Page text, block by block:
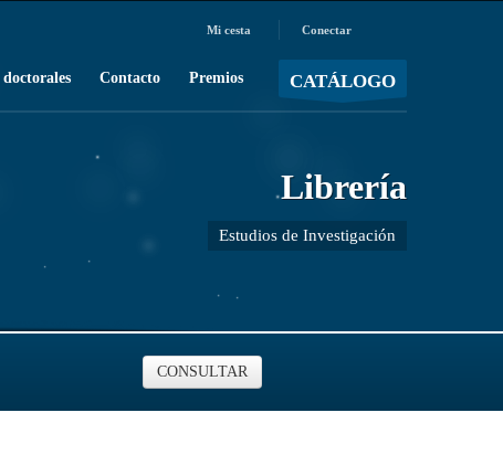
Conectar
Mi cesta
/ MOSTRAR CARRO
CATÁLOGO
doctorales Contacto Premios
Librería
Estudios de Investigación
CONSULTAR